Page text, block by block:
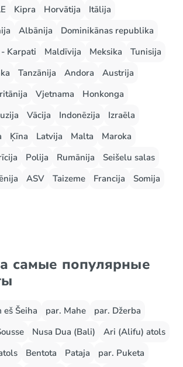
Kipra Horvātija
Itālija
Albānija
Dominikānas republika
Karpati Maldīvija Meksika
Tunisija
Tanzānija Andora
Austrija
Vjetnama
Honkonga
Vācija Indonēzija
Izraēla
Ķīna Latvija Malta
Maroka
Polija Rumānija
Seišelu salas
ASV Taizeme Francija
Somija
самые популярные
eš Šeiha par. Mahe
par. Džerba
Nusa Dua (Bali)
Ari (Alifu) atols
Bentota Pataja
par. Puketa